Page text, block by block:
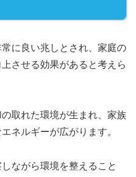
に良い兆しとされ、家庭の
させる効果があると考えら
取れた環境が生まれ、家族
ネルギーが広がります。
ながら環境を整えること